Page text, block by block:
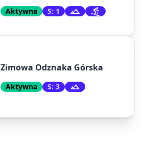
Aktywna S: 1
Zimowa Odznaka Górska
Aktywna S: 3